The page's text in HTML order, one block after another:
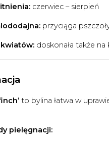
czerwiec – sierpień
przyciąga
kwiatów: doskonała także
to bylina łatwa w
pielęgnacji: